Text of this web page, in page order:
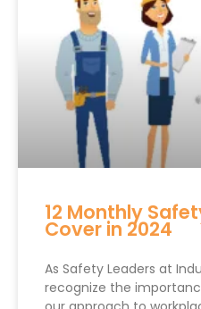
12 Monthly
Cover in 2024
As Safety Leaders at
recognize the